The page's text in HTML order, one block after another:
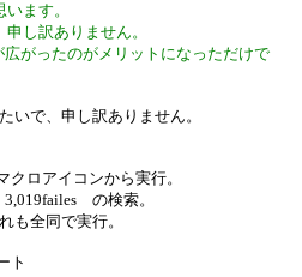
ます。
し訳ありません。
がったのがメリットになっただけで
で、申し訳ありません。
アイコンから実行。
の検索。
実行。